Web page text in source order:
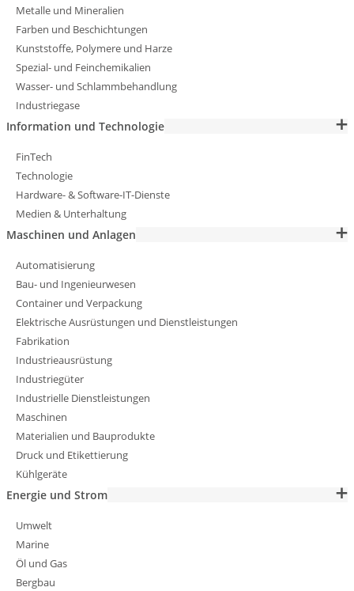
Metalle und Mineralien
Farben und Beschichtungen
Kunststoffe, Polymere und Harze
Spezial- und Feinchemikalien
Wasser- und Schlammbehandlung
Industriegase
Information und Technologie
FinTech
Technologie
Hardware- & Software-IT-Dienste
Medien & Unterhaltung
Maschinen und Anlagen
Automatisierung
Bau- und Ingenieurwesen
Container und Verpackung
Elektrische Ausrüstungen und Dienstleistungen
Fabrikation
Industrieausrüstung
Industriegüter
Industrielle Dienstleistungen
Maschinen
Materialien und Bauprodukte
Druck und Etikettierung
Kühlgeräte
Energie und Strom
Umwelt
Marine
Öl und Gas
Bergbau